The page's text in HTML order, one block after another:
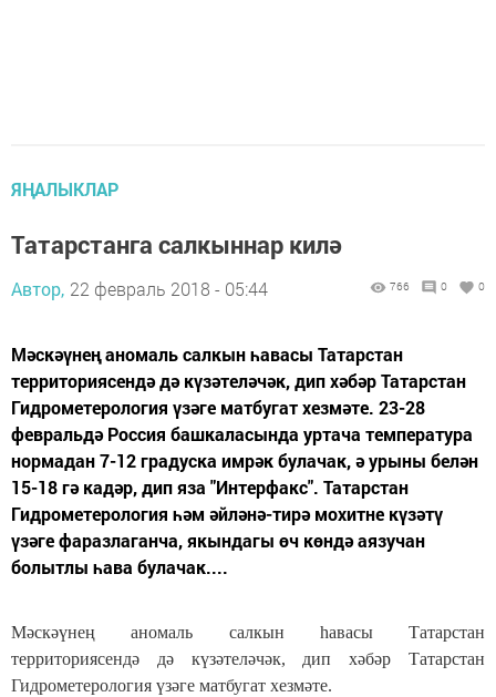
ЯҢАЛЫКЛАР
Татарстанга салкыннар килә
Автор, 22 февраль 2018 - 05:44 766 0 0
Мәскәүнең аномаль салкын һавасы Татарстан
территориясендә дә күзәтеләчәк, дип хәбәр Татарстан
Гидрометерология үзәге матбугат хезмәте. 23-28
февральдә Россия башкаласында уртача температура
нормадан 7-12 градуска имрәк булачак, ә урыны белән
15-18 гә кадәр, дип яза "Интерфакс". Татарстан
Гидрометерология һәм әйләнә-тирә мохитне күзәтү
үзәге фаразлаганча, якындагы өч көндә аязучан
болытлы һава булачак....
Мәскәүнең аномаль салкын һавасы Татарстан
территориясендә дә күзәтеләчәк, дип хәбәр Татарстан
Гидрометерология үзәге матбугат хезмәте.